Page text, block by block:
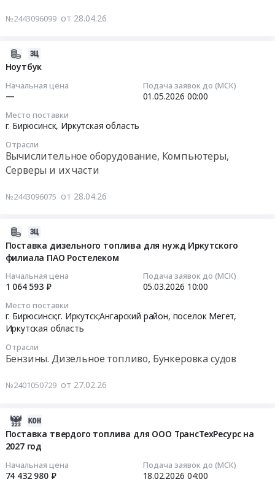
,
,
№2443096099 от 28.04.26
Ноутбук
Начальная цена
—
Подача заявок до (МСК)
01.05.2026 00:00
Место поставки
г. Бирюсинск, Иркутская область
Отрасли
Вычислительное оборудование, Компьютеры,
Серверы и их части
№2443096075 от 28.04.26
Поставка дизельного топлива для нужд Иркутского
филиала ПАО Ростелеком
Начальная цена
1 064 593 ₽
Подача заявок до (МСК)
05.03.2026 10:00
Место поставки
г. Бирюсинск;г. Иркутск;Ангарский район, поселок Мегет,
Иркутская область
Отрасли
Бензины. Дизельное топливо, Бункеровка судов
№2401050729 от 27.02.26
Поставка твердого топлива для ООО ТрансТехРесурс на
2027 год
Начальная цена
74 432 980 ₽
Подача заявок до (МСК)
18.02.2026 04:00